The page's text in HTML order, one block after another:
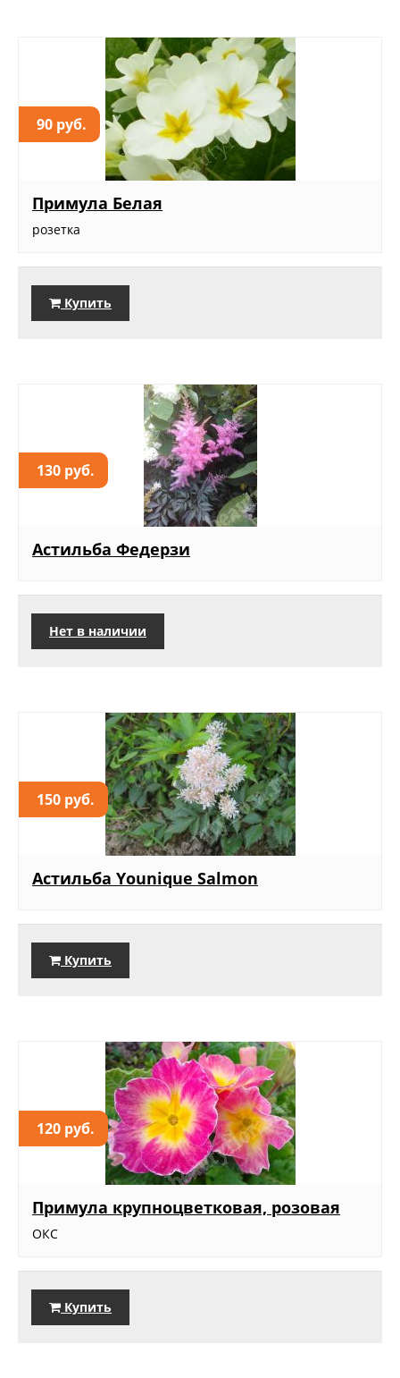
90 руб.
Примула Белая
розетка
Купить
130 руб.
Астильба Федерзи
Нет в наличии
150 руб.
Астильба Younique Salmon
Купить
120 руб.
Примула крупноцветковая, розовая
ОКС
Купить